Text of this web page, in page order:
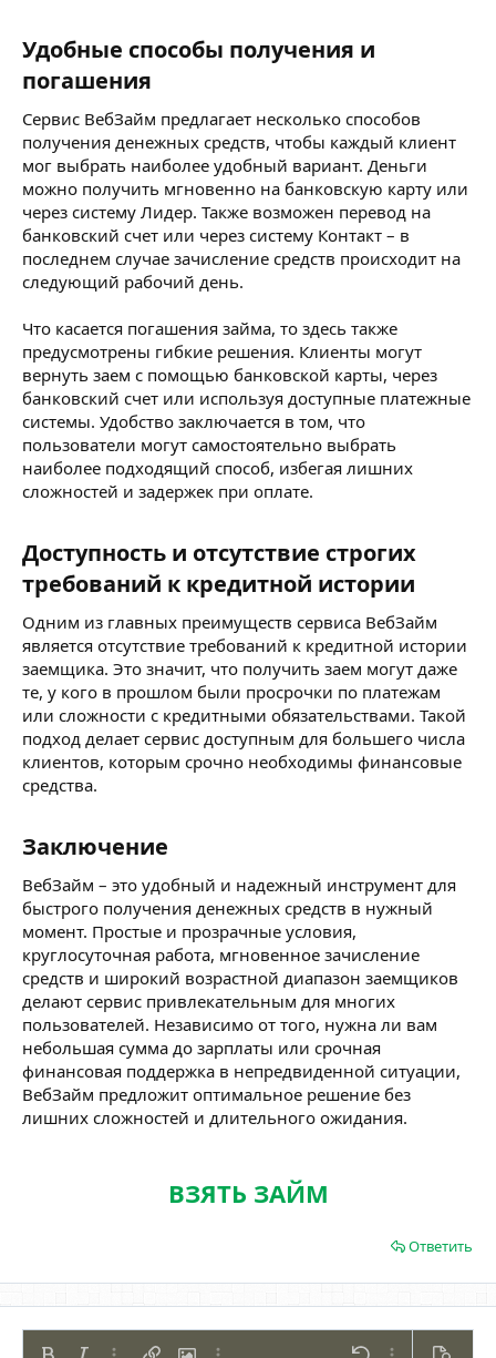
Удобные способы получения и
погашения​
Сервис ВебЗайм предлагает несколько способов
получения денежных средств, чтобы каждый клиент
мог выбрать наиболее удобный вариант. Деньги
можно получить мгновенно на банковскую карту или
через систему Лидер. Также возможен перевод на
банковский счет или через систему Контакт – в
последнем случае зачисление средств происходит на
следующий рабочий день.
Что касается погашения займа, то здесь также
предусмотрены гибкие решения. Клиенты могут
вернуть заем с помощью банковской карты, через
банковский счет или используя доступные платежные
системы. Удобство заключается в том, что
пользователи могут самостоятельно выбрать
наиболее подходящий способ, избегая лишних
сложностей и задержек при оплате.
Доступность и отсутствие строгих
требований к кредитной истории​
Одним из главных преимуществ сервиса ВебЗайм
является отсутствие требований к кредитной истории
заемщика. Это значит, что получить заем могут даже
те, у кого в прошлом были просрочки по платежам
или сложности с кредитными обязательствами. Такой
подход делает сервис доступным для большего числа
клиентов, которым срочно необходимы финансовые
средства.
Заключение​
ВебЗайм – это удобный и надежный инструмент для
быстрого получения денежных средств в нужный
момент. Простые и прозрачные условия,
круглосуточная работа, мгновенное зачисление
средств и широкий возрастной диапазон заемщиков
делают сервис привлекательным для многих
пользователей. Независимо от того, нужна ли вам
небольшая сумма до зарплаты или срочная
финансовая поддержка в непредвиденной ситуации,
ВебЗайм предложит оптимальное решение без
лишних сложностей и длительного ожидания.
ВЗЯТЬ ЗАЙМ
Ответить